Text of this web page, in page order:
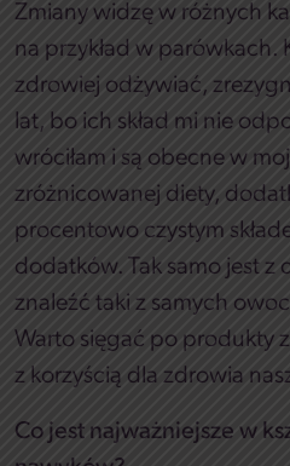
Zmiany widzę w różnych
na przykład w parówkach.
zdrowiej odżywiać,
lat, bo ich skład mi nie
wróciłam i są obecne w
zróżnicowanej diety,
procentowo czystym
dodatków. Tak samo jest z
znaleźć taki z samych
Warto sięgać po produkty
z korzyścią dla zdrowia
Co jest najważniejsze w